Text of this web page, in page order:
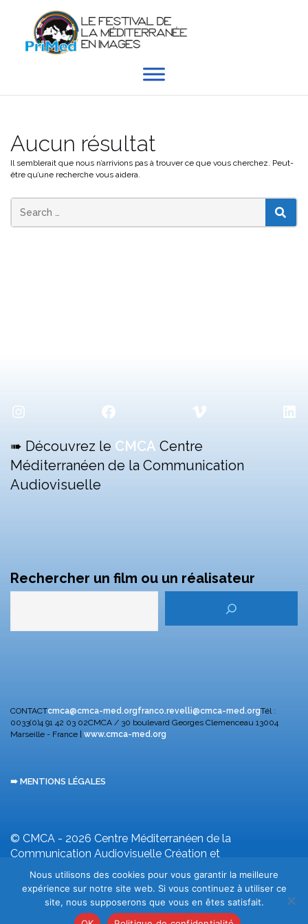
contenu
Aucun résultat
Il semblerait que nous n’arrivions pas à trouver ce que vous cherchez. Peut-
être qu’une recherche vous aidera.
Instagram Facebook Vimeo
➠ Découvrez le CMCA Centre
Méditerranéen de la Communication
Audiovisuelle
Rechercher un film ou un réalisateur
CONTACTcmca@cmca-med.orgfranco.revelli@cmca-med.orgTél :
0033(0)4 91 42 03 02CMCA / 30 boulevard Georges Clemenceau 13004
Marseille - France | www.cmca-med.org
➠ MENTIONS LÉGALES
© CMCA - 2026 Centre Méditerranéen de la
Communication Audiovisuelle Création et
développement F. Revelli
Nous utilisons des cookies pour vous garantir la meilleure
expérience sur notre site web. Si vous continuez à utiliser ce
site, nous supposerons que vous en êtes satisfait.